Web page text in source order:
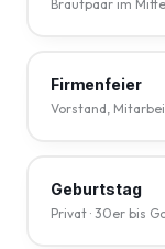
Brautpaar im
Firmenfeier
Vorstand,
Geburtstag
Privat · 30er bis